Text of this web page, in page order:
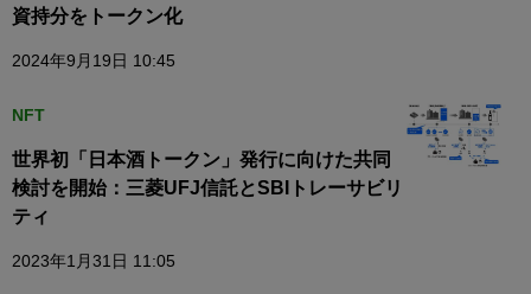
資持分をトークン化
2024年9月19日 10:45
NFT
世界初「日本酒トークン」発行に向けた共同
検討を開始：三菱UFJ信託とSBIトレーサビリ
ティ
2023年1月31日 11:05